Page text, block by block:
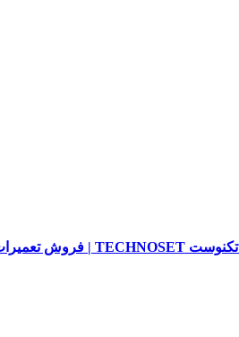
تکنوست TECHNOSET | فروش تعمیرات آموزش برنامه نویسی cnc زیمنس فانوک هایدن siemens ,fanuc, heidenhain ,hust, gsk